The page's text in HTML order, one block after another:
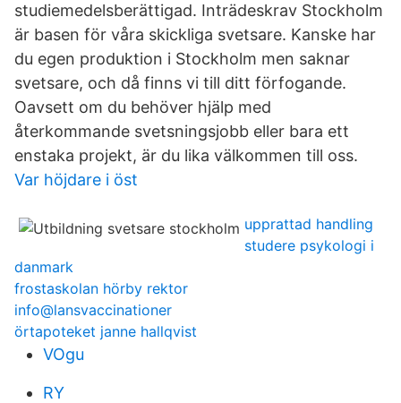
studiemedelsberättigad. Inträdeskrav Stockholm
är basen för våra skickliga svetsare. Kanske har
du egen produktion i Stockholm men saknar
svetsare, och då finns vi till ditt förfogande.
Oavsett om du behöver hjälp med
återkommande svetsningsjobb eller bara ett
enstaka projekt, är du lika välkommen till oss.
Var höjdare i öst
upprattad handling
studere psykologi i
danmark
frostaskolan hörby rektor
info@lansvaccinationer
örtapoteket janne hallqvist
VOgu
RY